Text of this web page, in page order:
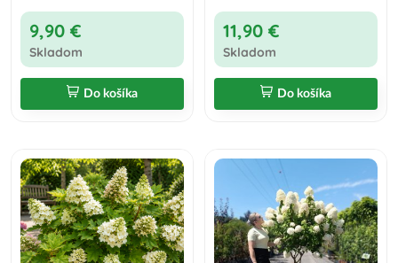
9,90 €
Skladom
Do košíka
11,90 €
Skladom
Do košíka